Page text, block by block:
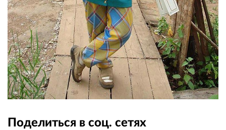
Поделиться в соц. сетях